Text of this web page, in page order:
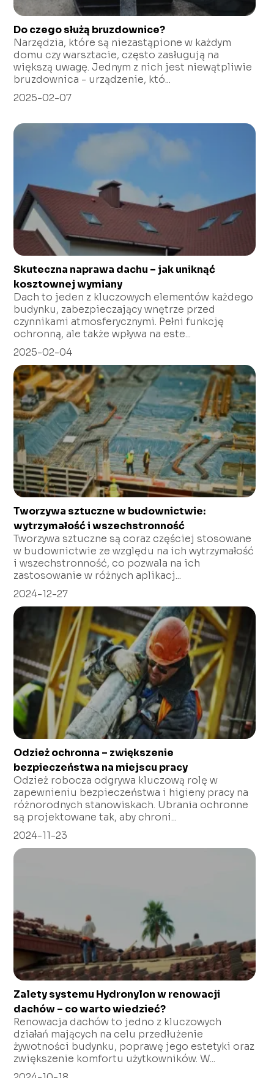
Do czego służą bruzdownice?
Narzędzia, które są niezastąpione w każdym
domu czy warsztacie, często zasługują na
większą uwagę. Jednym z nich jest niewątpliwie
bruzdownica - urządzenie, któ...
2025-02-07
Skuteczna naprawa dachu – jak uniknąć
kosztownej wymiany
Dach to jeden z kluczowych elementów każdego
budynku, zabezpieczający wnętrze przed
czynnikami atmosferycznymi. Pełni funkcję
ochronną, ale także wpływa na este...
2025-02-04
Tworzywa sztuczne w budownictwie:
wytrzymałość i wszechstronność
Tworzywa sztuczne są coraz częściej stosowane
w budownictwie ze względu na ich wytrzymałość
i wszechstronność, co pozwala na ich
zastosowanie w różnych aplikacj...
2024-12-27
Odzież ochronna – zwiększenie
bezpieczeństwa na miejscu pracy
Odzież robocza odgrywa kluczową rolę w
zapewnieniu bezpieczeństwa i higieny pracy na
różnorodnych stanowiskach. Ubrania ochronne
są projektowane tak, aby chroni...
2024-11-23
Zalety systemu Hydronylon w renowacji
dachów – co warto wiedzieć?
Renowacja dachów to jedno z kluczowych
działań mających na celu przedłużenie
żywotności budynku, poprawę jego estetyki oraz
zwiększenie komfortu użytkowników. W...